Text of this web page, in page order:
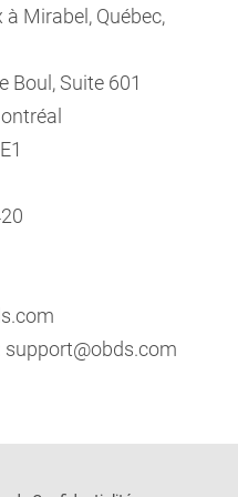
Mirabel, Québec,
Boul, Suite 601
support@obds.com